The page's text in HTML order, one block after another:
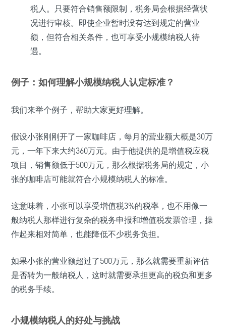
税人。只要符合销售额限制，税务局会根据经营状
况进行审核。即使企业暂时没有达到规定的营业
额，但符合相关条件，也可享受小规模纳税人待
遇。
例子：如何理解小规模纳税人认定标准？
我们来举个例子，帮助大家更好理解。
假设小张刚刚开了一家咖啡店，每月的营业额大概是30万
元，一年下来大约360万元。由于他提供的是增值税应税
项目，销售额低于500万元，那么根据税务局的规定，小
张的咖啡店可能就符合小规模纳税人的标准。
这意味着，小张可以享受增值税3%的税率，也不用像一
般纳税人那样进行复杂的税务申报和增值税发票管理，操
作起来相对简单，也能降低不少税务负担。
如果小张的营业额超过了500万元，那么就需要重新评估
是否转为一般纳税人，这时就需要承担更高的税负和更多
的税务手续。
小规模纳税人的好处与挑战